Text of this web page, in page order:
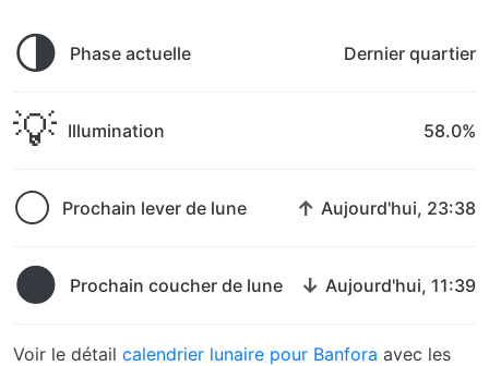
🌗 Phase actuelle Dernier quartier
💡 Illumination 58.0%
🌕 Prochain lever de lune ↑ Aujourd'hui, 23:38
🌑 Prochain coucher de lune ↓ Aujourd'hui, 11:39
Voir le détail calendrier lunaire pour Banfora avec les